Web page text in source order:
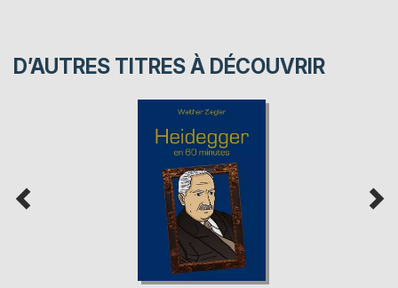
D’AUTRES TITRES À DÉCOUVRIR